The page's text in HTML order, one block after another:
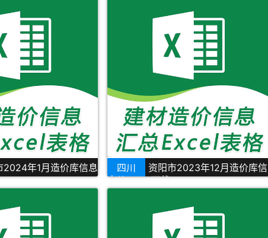
2024年1月造价库信息
四川
资阳市2023年12月造价库信
息价Excel下载